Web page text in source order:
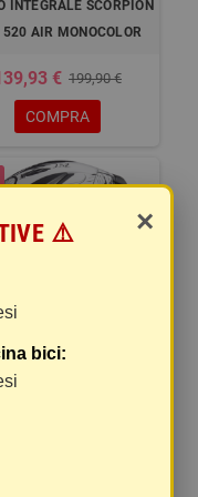
INTEGRALE SCORPION
520 AIR MONOCOLOR
€ 199,90 €
COMPRA
INTEGRALE LS2 FF353
×
⚠️
bici: